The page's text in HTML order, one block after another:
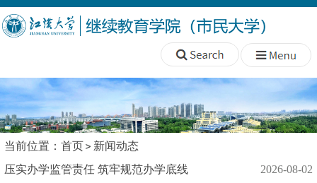
当前位置： 首页
新闻动态
压实办学监管责任 筑牢规范办学底线
2026-08-02